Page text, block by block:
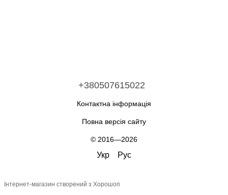
+380507615022
Контактна інформація
Повна версія сайту
© 2016—2026
Укр Рус
Інтернет-магазин створений з Хорошоп